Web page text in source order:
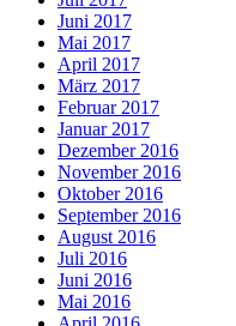
Juni 2017
Mai 2017
April 2017
März 2017
Februar 2017
Januar 2017
Dezember 2016
November 2016
Oktober 2016
September 2016
August 2016
Juli 2016
Juni 2016
Mai 2016